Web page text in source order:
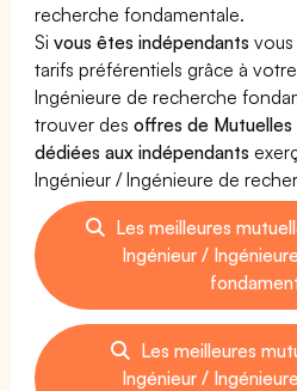
recherche fondamentale.
Sivous êtes indépendants
tarifs préférentiels grâce à
Ingénieure de recherche
trouver desoffres de
dédiées aux indépendants
Ingénieur / Ingénieure de
Les meilleures
Ingénieur /
Les meilleures
Ingénieur /